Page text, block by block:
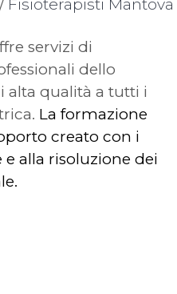
/ Fisioterapisti Mantova
servizi di
dello
alta qualità a tutti i
La formazione
creato con i
alla risoluzione dei